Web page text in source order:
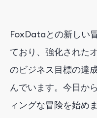
FoxDataとの新しい
ており、強化された
のビジネス目標の達
んでいます。今日か
ィングな冒険を始め